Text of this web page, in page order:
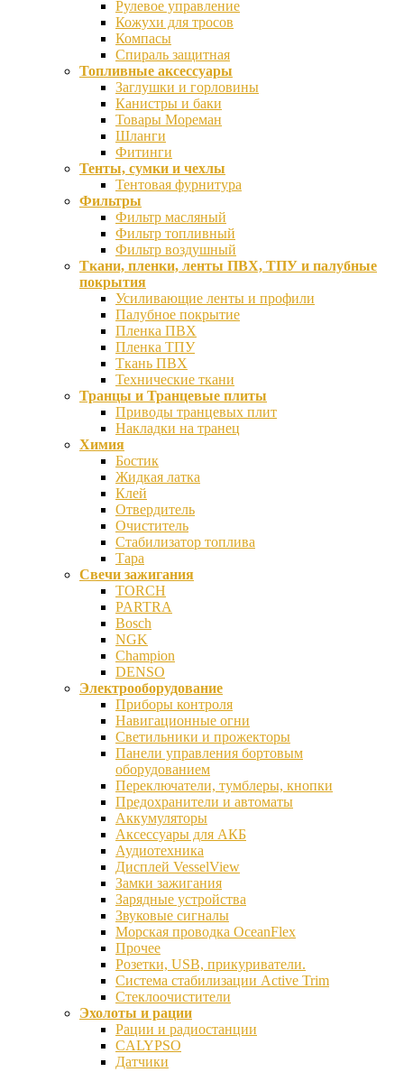
Рулевое управление
Кожухи для тросов
Компасы
Спираль защитная
Топливные аксессуары
Заглушки и горловины
Канистры и баки
Товары Мореман
Шланги
Фитинги
Тенты, сумки и чехлы
Тентовая фурнитура
Фильтры
Фильтр масляный
Фильтр топливный
Фильтр воздушный
Ткани, пленки, ленты ПВХ, ТПУ и палубные
покрытия
Усиливающие ленты и профили
Палубное покрытие
Пленка ПВХ
Пленка ТПУ
Ткань ПВХ
Технические ткани
Транцы и Транцевые плиты
Приводы транцевых плит
Накладки на транец
Химия
Бостик
Жидкая латка
Клей
Отвердитель
Очиститель
Стабилизатор топлива
Тара
Свечи зажигания
TORCH
PARTRA
Bosch
NGK
Champion
DENSO
Электрооборудование
Приборы контроля
Навигационные огни
Светильники и прожекторы
Панели управления бортовым
оборудованием
Переключатели, тумблеры, кнопки
Предохранители и автоматы
Аккумуляторы
Аксессуары для АКБ
Аудиотехника
Дисплей VesselView
Замки зажигания
Зарядные устройства
Звуковые сигналы
Морская проводка OceanFlex
Прочее
Розетки, USB, прикуриватели.
Система стабилизации Active Trim
Стеклоочистители
Эхолоты и рации
Рации и радиостанции
CALYPSO
Датчики